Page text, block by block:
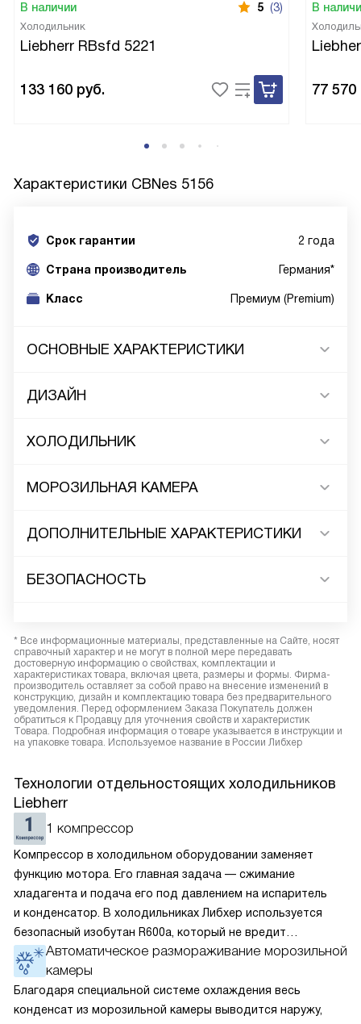
В наличии 5 (3)
Холодильник
Liebherr RBsfd 5221
133 160 руб.
В
77 570
Характеристики CBNes 5156
Срок гарантии 2 года
Cтрана производитель Германия*
Класс Премиум (Premium)
ОСНОВНЫЕ ХАРАКТЕРИСТИКИ
ДИЗАЙН
ХОЛОДИЛЬНИК
МОРОЗИЛЬНАЯ КАМЕРА
ДОПОЛНИТЕЛЬНЫЕ ХАРАКТЕРИСТИКИ
БЕЗОПАСНОСТЬ
* Все информационные материалы, представленные на Сайте, носят
справочный характер и не могут в полной мере передавать
достоверную информацию о свойствах, комплектации и
характеристиках товара, включая цвета, размеры и формы. Фирма-
производитель оставляет за собой право на внесение изменений в
конструкцию, дизайн и комплектацию товара без предварительного
уведомления. Перед оформлением Заказа Покупатель должен
обратиться к Продавцу для уточнения свойств и характеристик
Товара. Подробная информация о товаре указывается в инструкции и
на упаковке товара. Используемое название в России Либхер
Технологии отдельностоящих холодильников
Liebherr
1 компрессор
Компрессор в холодильном оборудовании заменяет
функцию мотора. Его главная задача — сжимание
хладагента и подача его под давлением на испаритель
и конденсатор. В холодильниках Либхер используется
безопасный изобутан R600a, который не вредит
окружающей среде. Компрессор перегоняет его
по охладительному контуру по принципу насоса. Чем
лучше работает «мотор» прибора, тем качественнее
и быстрее происходит охлаждение, затрачивается
Автоматическое размораживание морозильной
камеры
Благодаря специальной системе охлаждения весь
конденсат из морозильной камеры выводится наружу,